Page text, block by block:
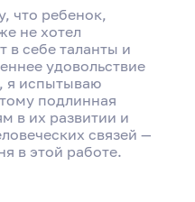
что ребенок,
не хотел
в себе таланты и
удовольствие
я испытываю
подлинная
в их развитии и
связей —
в этой работе.